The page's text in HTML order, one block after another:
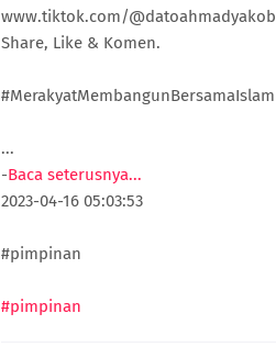
www.tiktok.com/@datoahmadyakob
Share, Like & Komen.
#MerakyatMembangunBersamaIslam
...
-Baca seterusnya...
2023-04-16 05:03:53
#pimpinan
#pimpinan